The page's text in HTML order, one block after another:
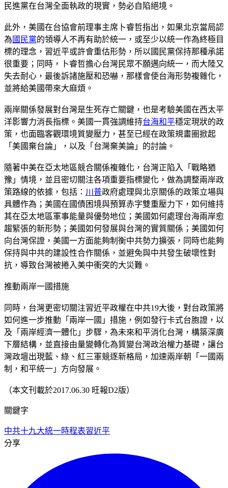
民進黨在台灣全面執政的現實，勢必自陷絕境。
此外，美國在台協會前理事主席卜睿哲指出，如果北京當局認
為 國民黨的領導人不再有助於統一，或至少以統一作為終極目
標的理念，習近平或許會重估形勢，所以國民黨保持那種承諾
很重要；同時，卜睿哲擔心台灣民眾不願邁向統一，而大陸又
失去耐心，最後訴諸施壓和恐嚇，那樣會使台海形勢複雜化，
並將給美國帶來大麻煩。
兩岸關係發展對台灣是生死存亡關鍵，也是考驗美國在西太平
洋影響力消長指標。美國一貫強調維持台海和平穩定現狀的政
策，也面臨客觀環境質變壓力，甚至已經在政策規畫圈掀起
「美國棄台論」，以及「台灣棄美論」的討論。
隨著中美在亞太地區競合關係複雜化，台灣正陷入「戰略猶
豫」情境，並且密切關注各項重要指標變化，做為調整兩岸政
策路線的依據，包括： 川普政府處理與北京關係的政策立場與
具體作為；美國在國債困境與預算赤字雙重壓力下，如何維持
其在亞太地區軍事能量與優勢地位；美國如何處理台海兩岸愈
趨緊張的新形勢；美國如何發展與台灣的實質關係；美國如何
向台灣保證，美國一方面能夠制衡中共勢力擴張，同時也能夠
保持與中共的建設性合作關係，並避免與中共發生破壞性對
抗，導致台灣被捲入美中衝突的大災難。
推動兩岸一國措施
同時，台灣更密切關注習近平政權在中共19大後，對台政策將
如何進一步推動「兩岸一國」措施，例如發行卡式台胞證，以
及「兩岸經濟一體化」步驟，為未來和平消化台灣，構築深廣
下層結構，並直接由量變轉化為質變台灣政治權力基礎，讓台
灣政壇出現藍、綠、紅三軍競逐新格局，加速兩岸朝「一國兩
制，和平統一」方向發展。
（本文刊載於2017.06.30 旺報D2版）
關鍵字
中共十九大統一時程表習近平
分享